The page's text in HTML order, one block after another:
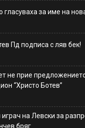
за име на
Пд подписа с ляв бек!
не прие
“Христо Ботев”
на Левски за
бряг